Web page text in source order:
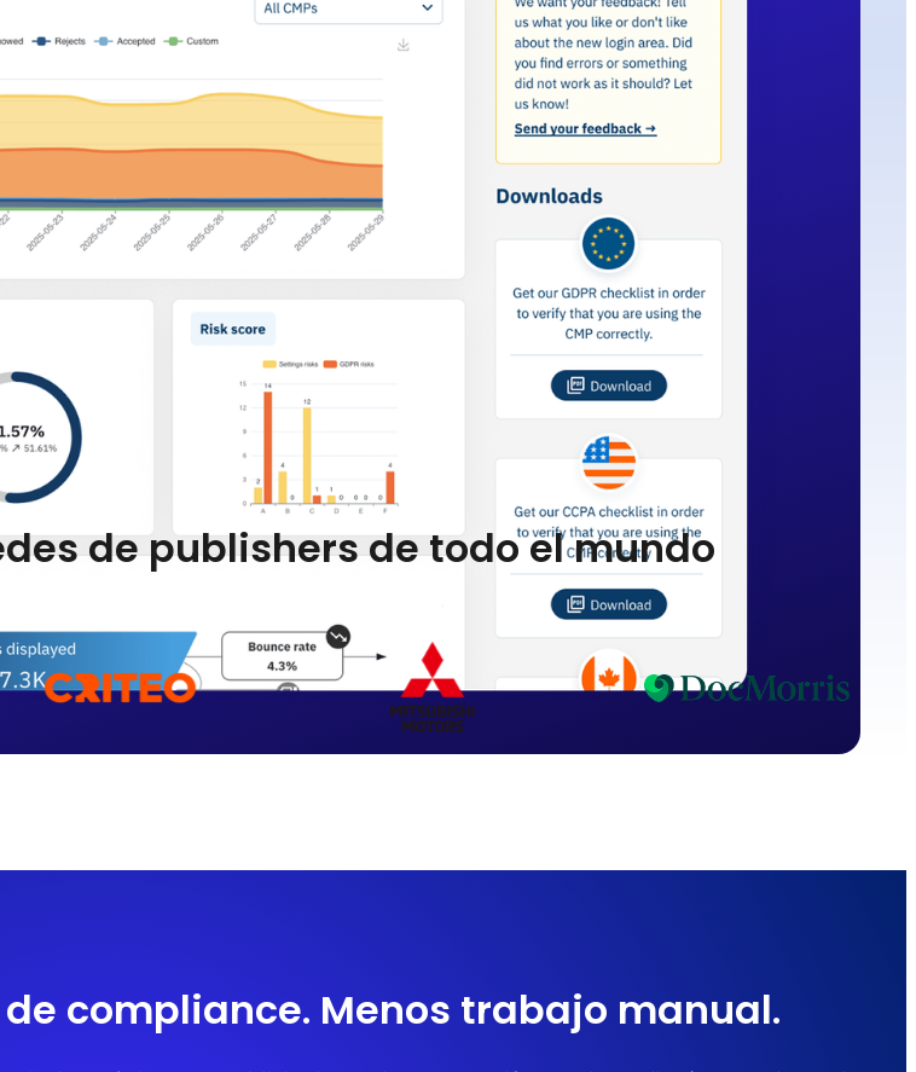
de publishers de todo el mundo
compliance. Menos trabajo manual.